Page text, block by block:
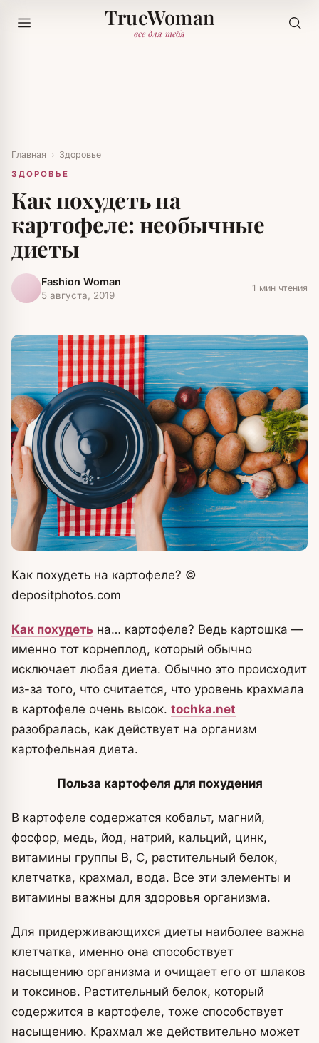
TrueWoman
все для тебя
Главная › Здоровье
ЗДОРОВЬЕ
Как похудеть на
картофеле: необычные
диеты
Fashion Woman
5 августа, 2019
1 мин чтения
Как похудеть на картофеле? ©
depositphotos.com
Как похудеть на… картофеле? Ведь картошка —
именно тот корнеплод, который обычно
исключает любая диета. Обычно это происходит
из-за того, что считается, что уровень крахмала
в картофеле очень высок. tochka.net
разобралась, как действует на организм
картофельная диета.
Польза картофеля для похудения
В картофеле содержатся кобальт, магний,
фосфор, медь, йод, натрий, кальций, цинк,
витамины группы В, С, растительный белок,
клетчатка, крахмал, вода. Все эти элементы и
витамины важны для здоровья организма.
Для придерживающихся диеты наиболее важна
клетчатка, именно она способствует
насыщению организма и очищает его от шлаков
и токсинов. Растительный белок, который
содержится в картофеле, тоже способствует
насыщению. Крахмал же действительно может